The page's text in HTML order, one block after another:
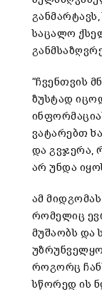
განმარტავს ,
საცალო
“ჩვენთვის
ზუსტად
ვატარებთ
და გვჯერა,
არ უნდა
ამ მიდგომას
რომელიც
მუშაობს და
როგორც
სწორედ ის